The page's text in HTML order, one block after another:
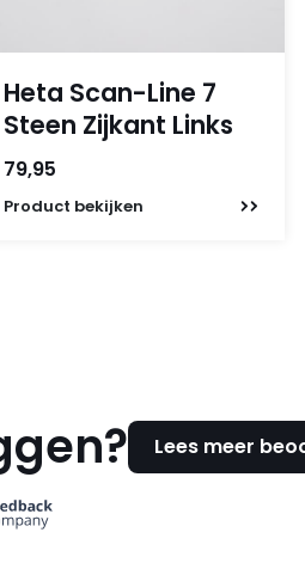
Heta Scan-Line 7
Steen Zijkant Links
79,95
Product bekijken
Lees meer